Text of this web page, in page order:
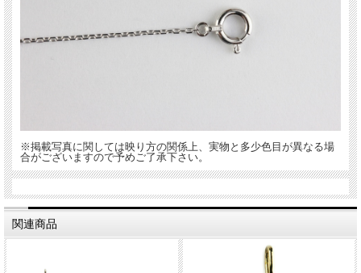
※掲載写真に関しては映り方の関係上、実物と多少色目が異なる場
合がございますので予めご了承下さい。
関連商品